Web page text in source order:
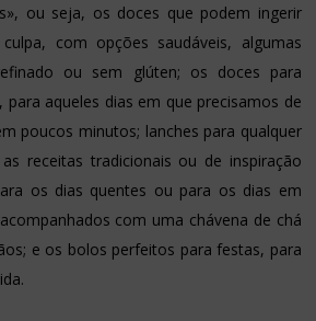
ou seja, os doces que podem ingerir
com opções saudáveis, algumas
ou sem glúten; os doces para
aqueles dias em que precisamos de
poucos minutos; lanches para qualquer
receitas tradicionais ou de inspiração
os dias quentes ou para os dias em
com uma chávena de chá
e os bolos perfeitos para festas, para